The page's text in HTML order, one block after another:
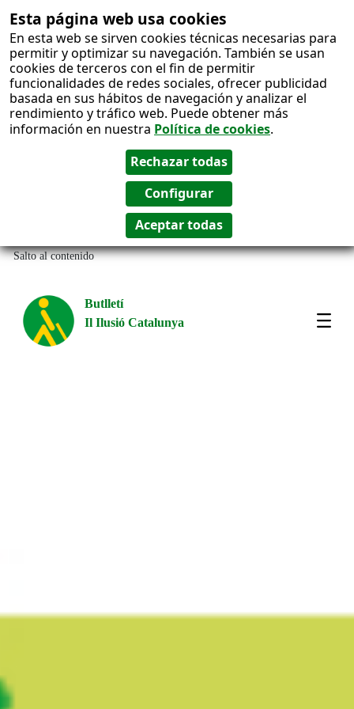
Esta página web usa cookies
En esta web se sirven cookies técnicas necesarias para
permitir y optimizar su navegación. También se usan
cookies de terceros con el fin de permitir
funcionalidades de redes sociales, ofrecer publicidad
basada en sus hábitos de navegación y analizar el
rendimiento y tráfico web. Puede obtener más
información en nuestra Política de cookies.
Salto al contenido
Butlletí
Il Ilusió Catalunya